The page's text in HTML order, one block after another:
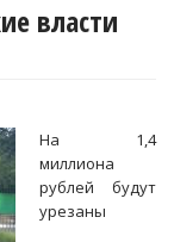
власти
На 1,4
миллиона
рублей будут
урезаны